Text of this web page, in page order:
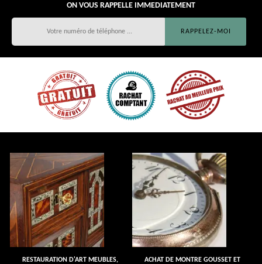
ON VOUS RAPPELLE IMMEDIATEMENT
RESTAURATION D'ART MEUBLES,
ACHAT DE MONTRE GOUSSET ET